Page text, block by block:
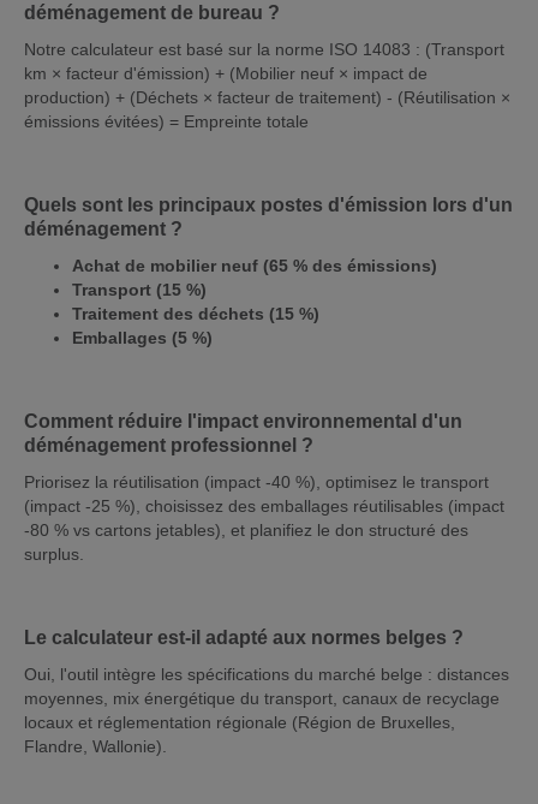
déménagement de bureau ?
Notre calculateur est basé sur la norme ISO 14083 : (Transport
km × facteur d'émission) + (Mobilier neuf × impact de
production) + (Déchets × facteur de traitement) - (Réutilisation ×
émissions évitées) = Empreinte totale
Quels sont les principaux postes d'émission lors d'un
déménagement ?
Achat de mobilier neuf (65 % des émissions)
Transport (15 %)
Traitement des déchets (15 %)
Emballages (5 %)
Comment réduire l'impact environnemental d'un
déménagement professionnel ?
Priorisez la réutilisation (impact -40 %), optimisez le transport
(impact -25 %), choisissez des emballages réutilisables (impact
-80 % vs cartons jetables), et planifiez le don structuré des
surplus.
Le calculateur est-il adapté aux normes belges ?
Oui, l'outil intègre les spécifications du marché belge : distances
moyennes, mix énergétique du transport, canaux de recyclage
locaux et réglementation régionale (Région de Bruxelles,
Flandre, Wallonie).